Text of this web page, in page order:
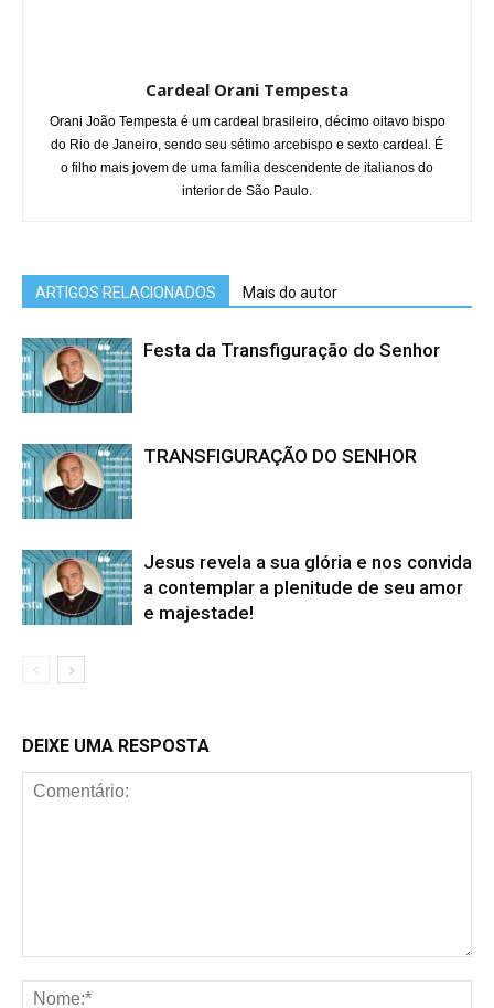
Cardeal Orani Tempesta
Orani João Tempesta é um cardeal brasileiro, décimo oitavo bispo
do Rio de Janeiro, sendo seu sétimo arcebispo e sexto cardeal. É
o filho mais jovem de uma família descendente de italianos do
interior de São Paulo.
ARTIGOS RELACIONADOS Mais do autor
Festa da Transfiguração do Senhor
TRANSFIGURAÇÃO DO SENHOR
Jesus revela a sua glória e nos convida
a contemplar a plenitude de seu amor
e majestade!
DEIXE UMA RESPOSTA